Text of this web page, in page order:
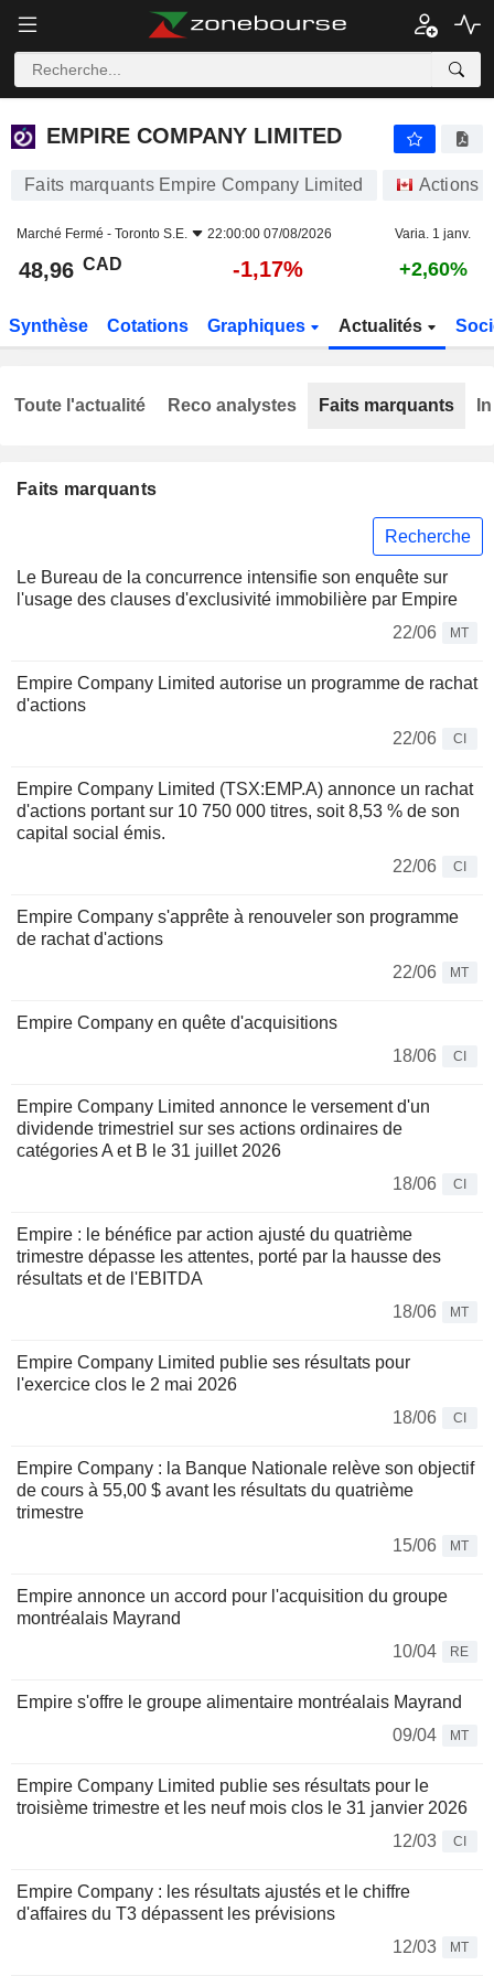
EMPIRE COMPANY LIMITED
EMPIRE COMPANY LIMITED
Faits marquants Empire Company Limited Actions
Marché Fermé - Toronto S.E. 22:00:00 07/08/2026 Varia. 1 janv.
48,96 CAD -1,17% +2,60%
Synthèse Cotations Graphiques Actualités
Faits marquants
Recherche
Le Bureau de la concurrence intensifie son enquête sur
l'usage des clauses d'exclusivité immobilière par Empire
22/06
MT
Empire Company Limited autorise un programme de rachat
d'actions
22/06
CI
Empire Company Limited (TSX:EMP.A) annonce un rachat
d'actions portant sur 10 750 000 titres, soit 8,53 % de son
capital social émis.
22/06
CI
Empire Company s'apprête à renouveler son programme
de rachat d'actions
22/06
MT
Empire Company en quête d'acquisitions
18/06
CI
Empire Company Limited annonce le versement d'un
dividende trimestriel sur ses actions ordinaires de
catégories A et B le 31 juillet 2026
18/06
CI
Empire : le bénéfice par action ajusté du quatrième
trimestre dépasse les attentes, porté par la hausse des
résultats et de l'EBITDA
18/06
MT
Empire Company Limited publie ses résultats pour
l'exercice clos le 2 mai 2026
18/06
CI
Empire Company : la Banque Nationale relève son objectif
de cours à 55,00 $ avant les résultats du quatrième
trimestre
15/06
MT
Empire annonce un accord pour l'acquisition du groupe
montréalais Mayrand
10/04
RE
Empire s'offre le groupe alimentaire montréalais Mayrand
09/04
MT
Empire Company Limited publie ses résultats pour le
troisième trimestre et les neuf mois clos le 31 janvier 2026
12/03
CI
Empire Company : les résultats ajustés et le chiffre
d'affaires du T3 dépassent les prévisions
12/03
MT
Toute l'actualité Reco analystes Faits marquants